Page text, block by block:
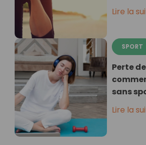
Lire la
SPORT
Perte
sans
Lire la